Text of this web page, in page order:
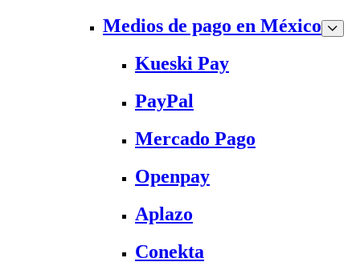
Medios de pago en México
Kueski Pay
PayPal
Mercado Pago
Openpay
Aplazo
Conekta